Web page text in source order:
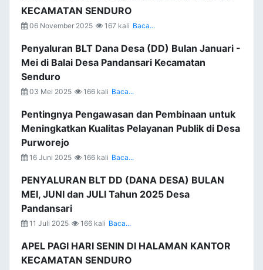
KECAMATAN SENDURO
06 November 2025 167 kali Baca...
Penyaluran BLT Dana Desa (DD) Bulan Januari -
Mei di Balai Desa Pandansari Kecamatan
Senduro
03 Mei 2025 166 kali Baca...
Pentingnya Pengawasan dan Pembinaan untuk
Meningkatkan Kualitas Pelayanan Publik di Desa
Purworejo
16 Juni 2025 166 kali Baca...
PENYALURAN BLT DD (DANA DESA) BULAN
MEI, JUNI dan JULI Tahun 2025 Desa
Pandansari
11 Juli 2025 166 kali Baca...
APEL PAGI HARI SENIN DI HALAMAN KANTOR
KECAMATAN SENDURO